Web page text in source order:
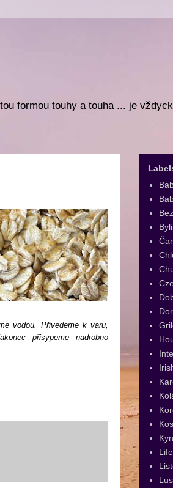
formou touhy a touha ... je
vodou. Přivedeme k varu,
přisypeme nadrobno
Life